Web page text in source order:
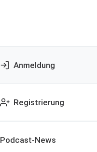
Anmeldung
Registrierung
Podcast-News